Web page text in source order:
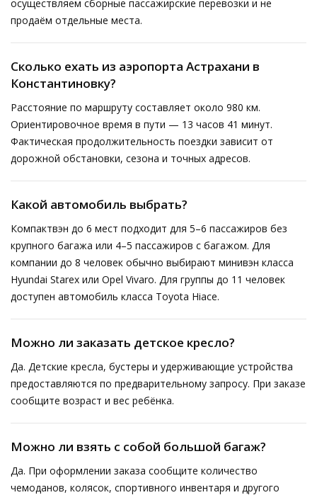
осуществляем сборные пассажирские перевозки и не
продаём отдельные места.
Сколько ехать из аэропорта Астрахани в
Константиновку?
Расстояние по маршруту составляет около 980 км.
Ориентировочное время в пути — 13 часов 41 минут.
Фактическая продолжительность поездки зависит от
дорожной обстановки, сезона и точных адресов.
Какой автомобиль выбрать?
Компактвэн до 6 мест подходит для 5–6 пассажиров без
крупного багажа или 4–5 пассажиров с багажом. Для
компании до 8 человек обычно выбирают минивэн класса
Hyundai Starex или Opel Vivaro. Для группы до 11 человек
доступен автомобиль класса Toyota Hiace.
Можно ли заказать детское кресло?
Да. Детские кресла, бустеры и удерживающие устройства
предоставляются по предварительному запросу. При заказе
сообщите возраст и вес ребёнка.
Можно ли взять с собой большой багаж?
Да. При оформлении заказа сообщите количество
чемоданов, колясок, спортивного инвентаря и другого